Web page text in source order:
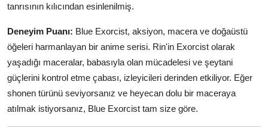
tanrısının kılıcından esinlenilmiş.
Deneyim Puanı: Blue Exorcist, aksiyon, macera ve doğaüstü
öğeleri harmanlayan bir anime serisi. Rin'in Exorcist olarak
yaşadığı maceralar, babasıyla olan mücadelesi ve şeytani
güçlerini kontrol etme çabası, izleyicileri derinden etkiliyor. Eğer
shonen türünü seviyorsanız ve heyecan dolu bir maceraya
atılmak istiyorsanız, Blue Exorcist tam size göre.